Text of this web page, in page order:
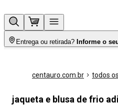
Entrega ou retirada? Informe o
centauro.com.br todos
jaqueta e blusa de frio